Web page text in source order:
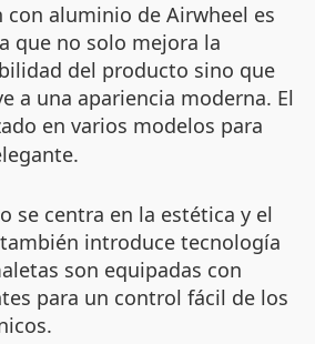
con aluminio de Airwheel es
que no solo mejora la
del producto sino que
a una apariencia moderna. El
en varios modelos para
se centra en la estética y el
introduce tecnología
son equipadas con
para un control fácil de los